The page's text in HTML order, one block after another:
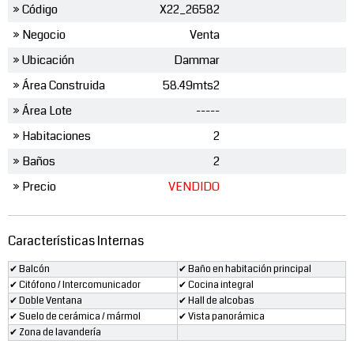
» Código
X22_26582
» Negocio
Venta
» Ubicación
Dammar
» Área Construida
58.49mts2
» Área Lote
-----
» Habitaciones
2
» Baños
2
» Precio
VENDIDO
Características Internas
✔ Balcón
✔ Baño en habitación principal
✔ Citófono / Intercomunicador
✔ Cocina integral
✔ Doble Ventana
✔ Hall de alcobas
✔ Suelo de cerámica / mármol
✔ Vista panorámica
✔ Zona de lavandería